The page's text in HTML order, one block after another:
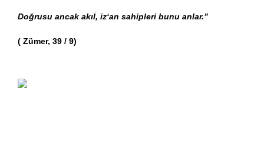
Doğrusu ancak akıl, iz‘an sahipleri bunu anlar.”
( Zümer, 39 / 9)